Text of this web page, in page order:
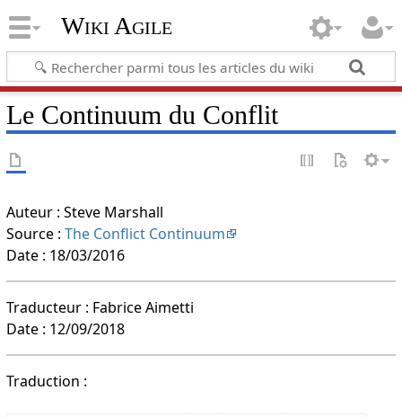
Wiki Agile
Le Continuum du Conflit
Auteur : Steve Marshall
Source : The Conflict Continuum
Date : 18/03/2016
Traducteur : Fabrice Aimetti
Date : 12/09/2018
Traduction :